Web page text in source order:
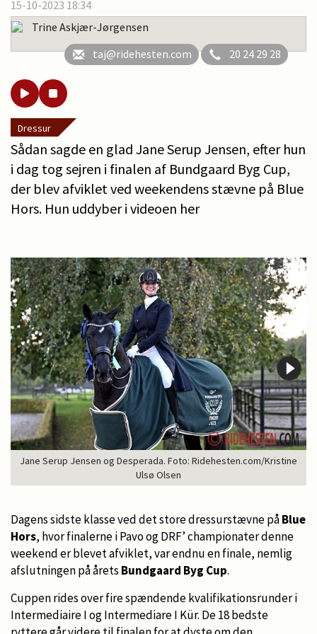
15-10-2023 18:34
Trine Askjær-Jørgensen
taj@ridehesten.com
20 24 29 28
Dressur
Sådan sagde en glad Jane Serup Jensen, efter hun
i dag tog sejren i finalen af Bundgaard Byg Cup,
der blev afviklet ved weekendens stævne på Blue
Hors. Hun uddyber i videoen her
Jane Serup Jensen og Desperada. Foto: Ridehesten.com/Kristine
Ulsø Olsen
Dagens sidste klasse ved det store dressurstævne påBlue
Hors, hvor finalerne i Pavo og DRF’ championater denne
weekend er blevet afviklet, var endnu en finale, nemlig
afslutningen på årets Bundgaard Byg Cup.
Cuppen rides over fire spændende kvalifikationsrunder i
Intermediaire I og Intermediare I Kür. De 18 bedste